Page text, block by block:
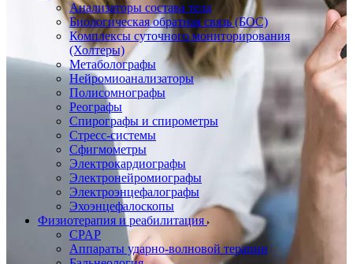
Анализаторы состава тела
Биологическая обратная связь (БОС)
Комплексы суточного мониторирования
(Холтеры)
Метаболографы
Нейромиоанализаторы
Полисомнографы
Реографы
Спирографы и спирометры
Стресс-системы
Сфигмометры
Электрокардиографы
Электронейромиографы
Электроэнцефалографы
Эхоэнцефалоскопы
Физиотерапия и реабилитация
CPAP
Аппараты ударно-волновой терапии